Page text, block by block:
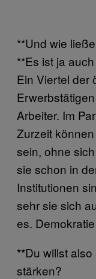
**Und wie
**Es ist ja
Ein Viertel der
Arbeiter. Im
Zurzeit
sein, ohne
sie schon in
Institutionen
sehr sie sich
es.
**Du willst
stärken?